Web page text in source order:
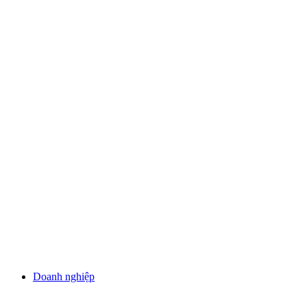
Doanh nghiệp